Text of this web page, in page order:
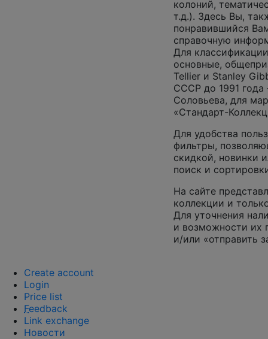
колоний,
т.д.). Здесь Вы,
понравившийся
справочную
Для
основные,
Tellier и Stanley
СССР до 1991
Соловьева, для
«Стандарт-
Для удобства
фильтры,
скидкой, новинки
поиск и
На сайте
коллекции и
Для уточнения
и возможности их
и/или «отправить
Create account
Login
Price list
Feedback
Link exchange
Новости